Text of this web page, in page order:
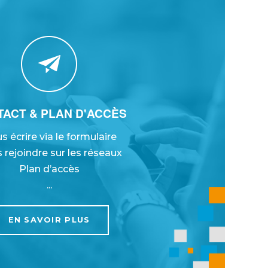
& PLAN D'ACCÈS
écrire via le formulaire
rejoindre sur les réseaux
Plan d’accès
...
EN SAVOIR PLUS